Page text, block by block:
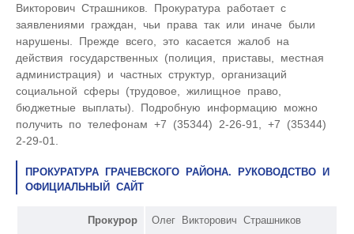
Викторович Страшников. Прокуратура работает с
заявлениями граждан, чьи права так или иначе были
нарушены. Прежде всего, это касается жалоб на
действия государственных (полиция, приставы, местная
администрация) и частных структур, организаций
социальной сферы (трудовое, жилищное право,
бюджетные выплаты). Подробную информацию можно
получить по телефонам +7 (35344) 2-26-91, +7 (35344)
2-29-01.
ПРОКУРАТУРА ГРАЧЕВСКОГО РАЙОНА. РУКОВОДСТВО И
ОФИЦИАЛЬНЫЙ САЙТ
Прокурор Олег Викторович Страшников